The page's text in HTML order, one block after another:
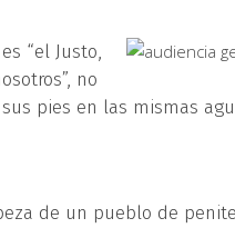
“el Justo,
no
pies en las mismas
de un pueblo de